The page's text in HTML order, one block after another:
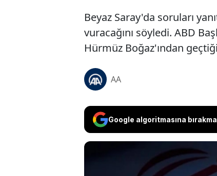
Beyaz Saray'da soruları
vuracağını söyledi. ABD
Hürmüz Boğaz'ından
AA
Google algoritmasına